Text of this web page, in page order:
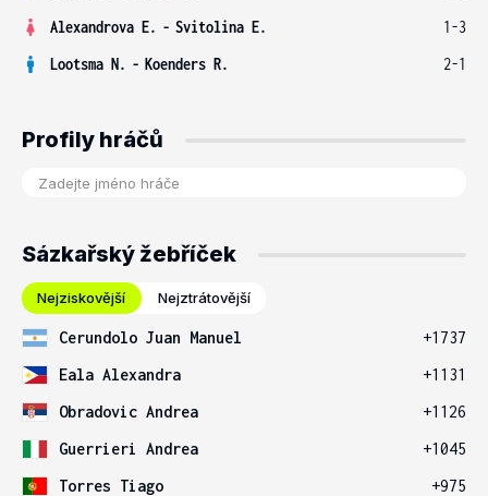
Alexandrova E. - Svitolina E.
1-3
Lootsma N. - Koenders R. 2-1
Profily hráčů
Sázkařský žebříček
Nejziskovější Nejztrátovější
Cerundolo Juan Manuel
+1737
Eala Alexandra
+1131
Obradovic Andrea
+1126
Guerrieri Andrea
+1045
Torres Tiago
+975